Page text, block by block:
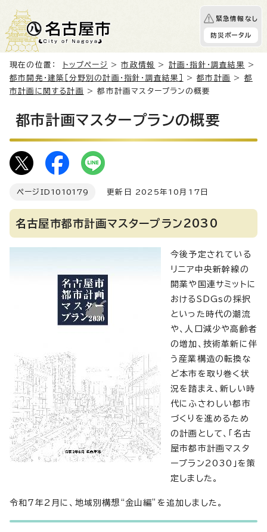
緊急情報なし
防災ポータル
現在の位置： トップページ >市政情報 > 計画・指針・調査結果
>
都市開発・建築［分野別の計画・指針・調査結果］
>都市計画 > 都
市計画に関する計画
> 都市計画マスタープランの概要
都市計画マスタープランの概要
ページID 1010179 更新日 2025年10月17日
名古屋市都市計画マスタープラン2030
今後予定されている
リニア中央新幹線の
開業や国連サミットに
おけるSDGsの採択
といった時代の潮流
や、人口減少や高齢者
の増加、技術革新に伴
う産業構造の転換な
ど本市を取り巻く状
況を踏まえ、新しい時
代にふさわしい都市
づくりを進めるため
の計画として、「名古
屋市都市計画マスタ
ープラン2030」を策
定しました。
令和7年2月に、地域別構想“金山編”を追加しました。